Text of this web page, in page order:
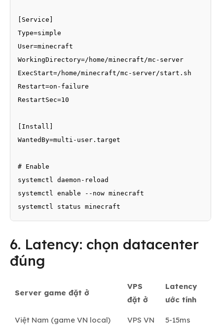
[Service]
Type=simple
User=minecraft
WorkingDirectory=/home/minecraft/mc-server
ExecStart=/home/minecraft/mc-server/start.sh
Restart=on-failure
RestartSec=10
[Install]
WantedBy=multi-user.target
# Enable
systemctl daemon-reload
systemctl enable --now minecraft
systemctl status minecraft
6. Latency: chọn datacenter
đúng
Server game đặt ở
VPS
đặt ở
Latency
ước tính
Việt Nam (game VN local) VPS VN 5-15ms